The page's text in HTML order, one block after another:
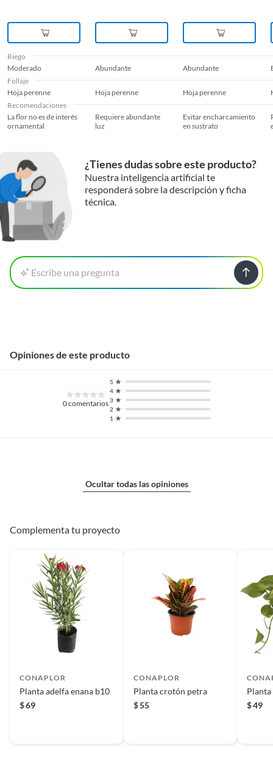
Riego
Moderado
Abundante Abundante
Follaje
Hoja perenne
Hoja perenne Hoja perenne
Recomendaciones
La flor no es de interés
ornamental
Requiere abundante
luz
Evitar encharcamiento
en sustrato
¿Tienes dudas sobre este producto?
Nuestra inteligencia artificial te
responderá sobre la descripción y ficha
técnica.
Escribe una pregunta
Opiniones de este producto
0comentarios
1
2
3
4
5
Ocultar todas las opiniones
Complementa tu proyecto
CONAPLOR
Planta adelfa enana b10
$69
CONAPLOR
Planta crotón petra
$55
$49